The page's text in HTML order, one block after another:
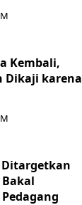
Kembali,
Dikaji karena
Ditargetkan